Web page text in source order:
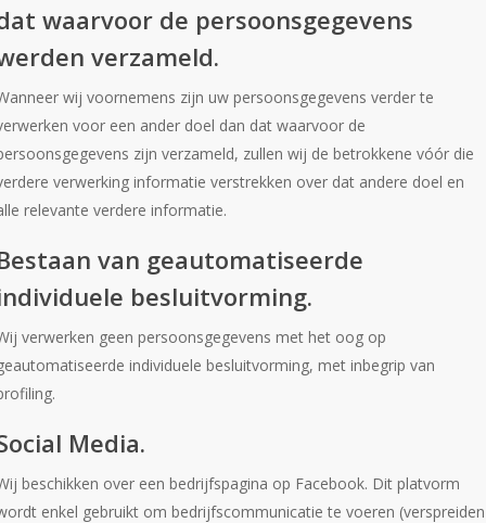
waarvoor de persoonsgegevens
verzameld.
wij voornemens zijn uw persoonsgegevens verder te
voor een ander doel dan dat waarvoor de
zijn verzameld, zullen wij de betrokkene vóór die
verwerking informatie verstrekken over dat andere doel en
relevante verdere informatie.
van geautomatiseerde
besluitvorming.
verwerken geen persoonsgegevens met het oog op
individuele besluitvorming, met inbegrip van
Media.
beschikken over een bedrijfspagina op Facebook. Dit platvorm
enkel gebruikt om bedrijfscommunicatie te voeren (verspreiden